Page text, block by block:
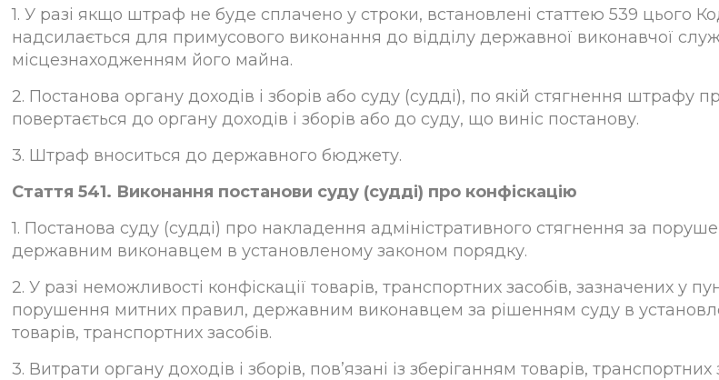
1. У разі якщо штраф не буде сплачено у строки, встановлені статтею 539 цього
надсилається для примусового виконання до відділу державної виконавчої
місцезнаходженням його майна.
2. Постанова органу доходів і зборів або суду (судді), по якій стягнення штрафу
повертається до органу доходів і зборів або до суду, що виніс постанову.
3. Штраф вноситься до державного бюджету.
Стаття 541. Виконання постанови суду (судді) про конфіскацію
1. Постанова суду (судді) про накладення адміністративного стягнення за
державним виконавцем в установленому законом порядку.
2. У разі неможливості конфіскації товарів, транспортних засобів, зазначених у
порушення митних правил, державним виконавцем за рішенням суду в
товарів, транспортних засобів.
3. Витрати органу доходів і зборів, пов’язані із зберіганням товарів,